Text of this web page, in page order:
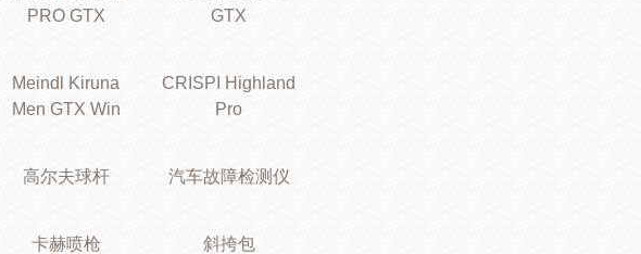
PRO GTX
GTX
Meindl Kiruna
Men GTX Win
CRISPI Highland
Pro
高尔夫球杆 汽车故障检测仪
卡赫喷枪 斜挎包